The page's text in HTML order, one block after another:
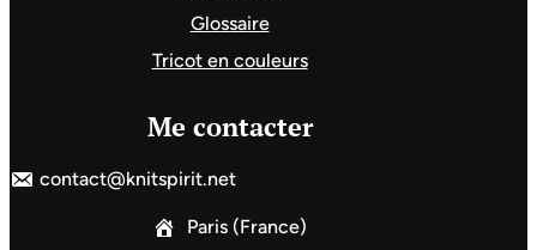
Glossaire
Tricot en couleurs
Me contacter
contact@knitspirit.net
Paris (France)